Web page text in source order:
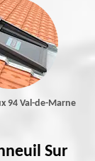
94 Val-de-Marne
Sur